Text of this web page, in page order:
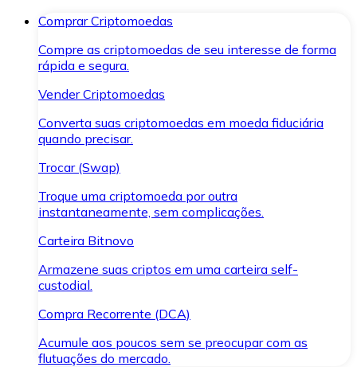
Comprar Criptomoedas
Compre as criptomoedas de seu interesse de forma
rápida e segura.
Vender Criptomoedas
Converta suas criptomoedas em moeda fiduciária
quando precisar.
Trocar (Swap)
Troque uma criptomoeda por outra
instantaneamente, sem complicações.
Carteira Bitnovo
Armazene suas criptos em uma carteira self-
custodial.
Compra Recorrente (DCA)
Acumule aos poucos sem se preocupar com as
flutuações do mercado.